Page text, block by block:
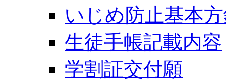
いじめ防止基本
生徒手帳記載内容
学割証交付願